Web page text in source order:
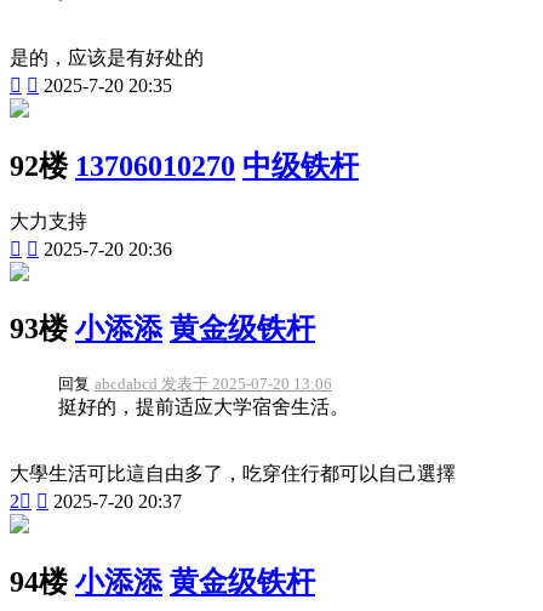
是的，应该是有好处的
  2025-7-20 20:35
92楼 13706010270 中级铁杆
大力支持
  2025-7-20 20:36
93楼 小添添 黄金级铁杆
回复 abcdabcd 发表于 2025-07-20 13:06
挺好的，提前适应大学宿舍生活。
大學生活可比這自由多了，吃穿住行都可以自己選擇
2  2025-7-20 20:37
94楼 小添添 黄金级铁杆